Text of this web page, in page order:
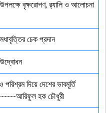
বৃক্ষরোপণ, র‍্যালি ও আলোচনা
চেক প্রদান
দিয়ে দেশের ভাবমূর্তি
আরিফুল হক চৌধুরী